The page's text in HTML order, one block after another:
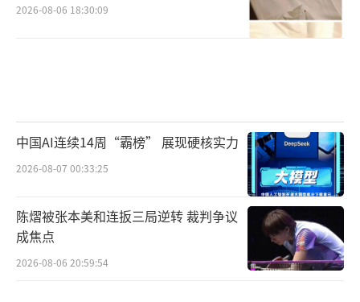
们花点时间去查找相关文献资料求证，就会发
①螃蟹与柿子
柿子中有一种叫鞣酸的成分，如果大量摄
入会和蛋白质形成比较难消化的团状物--“胃柿
石”。
胃柿石是一种植物性结石，一般需要吃了
2026-08-06 18:30:09
中国AI连续14周“霸榜” 展现硬核实力
2026-08-07 00:33:25
陈熠被张本美和连扳三局逆转 裁判争议
成焦点
2026-08-06 20:59:54